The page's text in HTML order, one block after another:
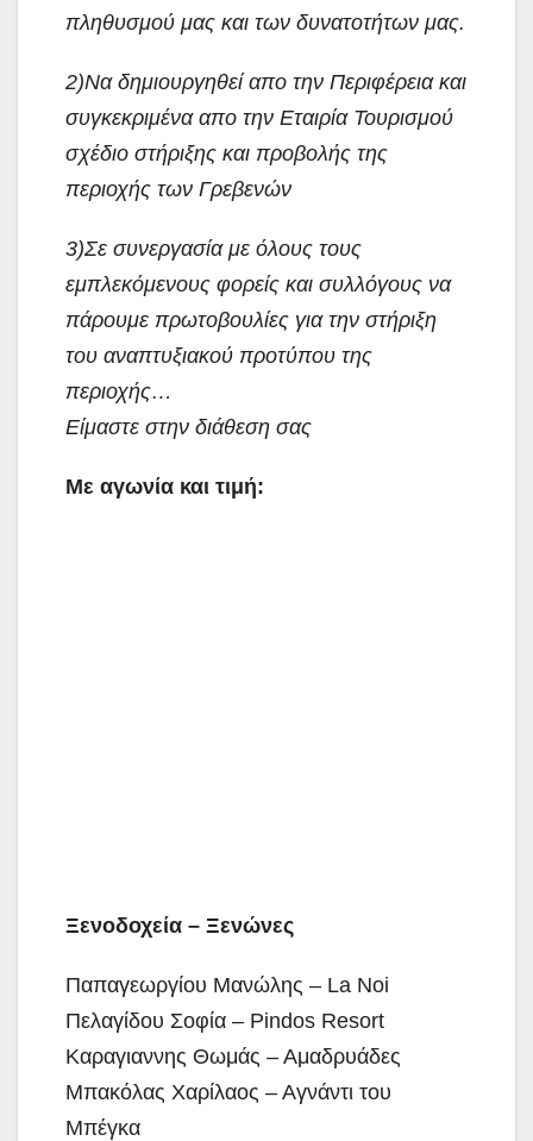
πληθυσμού μας και των δυνατοτήτων μας.
2)Να δημιουργηθεί απο την Περιφέρεια και
συγκεκριμένα απο την Εταιρία Τουρισμού
σχέδιο στήριξης και προβολής της
περιοχής των Γρεβενών
3)Σε συνεργασία με όλους τους
εμπλεκόμενους φορείς και συλλόγους να
πάρουμε πρωτοβουλίες για την στήριξη
του αναπτυξιακού προτύπου της
περιοχής…
Είμαστε στην διάθεση σας
Με αγωνία και τιμή:
Ξενοδοχεία – Ξενώνες
Παπαγεωργίου Μανώλης – La Noi
Πελαγίδου Σοφία – Pindos Resort
Καραγιαννης Θωμάς – Αμαδρυάδες
Μπακόλας Χαρίλαος – Αγνάντι του
Μπέγκα